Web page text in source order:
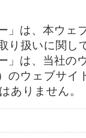
」は、本ウェ
り扱いに関し
」は、当社の
のウェブサイ
ありません。